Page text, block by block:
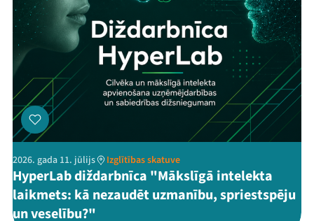
2026. gada 11. jūlijs Izglītības skatuve
HyperLab diždarbnīca "Mākslīgā intelekta
laikmets: kā nezaudēt uzmanību, spriestspēju
un veselību?"